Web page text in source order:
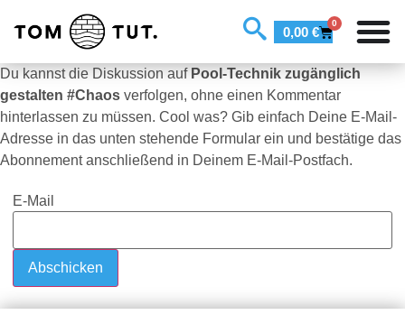
0,00 €
0
Du kannst die Diskussion auf Pool-Technik zugänglich
gestalten #Chaos verfolgen, ohne einen Kommentar
hinterlassen zu müssen. Cool was? Gib einfach Deine E-Mail-
Adresse in das unten stehende Formular ein und bestätige das
Abonnement anschließend in Deinem E-Mail-Postfach.
E-Mail